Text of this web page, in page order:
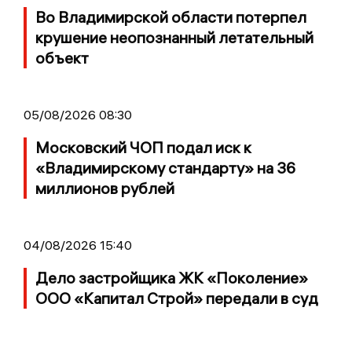
Во Владимирской области потерпел
крушение неопознанный летательный
объект
05/08/2026 08:30
Московский ЧОП подал иск к
«Владимирскому стандарту» на 36
миллионов рублей
04/08/2026 15:40
Дело застройщика ЖК «Поколение»
ООО «Капитал Строй» передали в суд